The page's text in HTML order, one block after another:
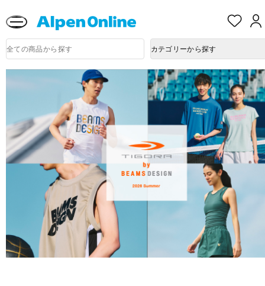
気
商
品
索
カテゴリーから探す